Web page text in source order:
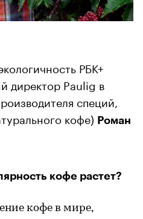
РБК+
директор Paulig в
специй,
кофе) Роман
кофе растет?
кофе в мире,